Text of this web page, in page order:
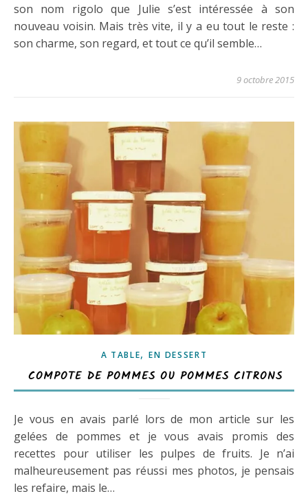
son nom rigolo que Julie s’est intéressée à son
nouveau voisin. Mais très vite, il y a eu tout le reste :
son charme, son regard, et tout ce qu’il semble…
9 octobre 2015
A TABLE,EN DESSERT
COMPOTE DE POMMES OU POMMES CITRONS
Je vous en avais parlé lors de mon article sur les
gelées de pommes et je vous avais promis des
recettes pour utiliser les pulpes de fruits. Je n’ai
malheureusement pas réussi mes photos, je pensais
les refaire, mais le…